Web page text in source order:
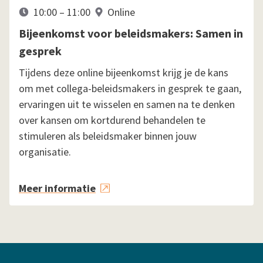
10:00 – 11:00 Online
Bijeenkomst voor beleidsmakers: Samen in
gesprek
Tijdens deze online bijeenkomst krijg je de kans
om met collega-beleidsmakers in gesprek te gaan,
ervaringen uit te wisselen en samen na te denken
over kansen om kortdurend behandelen te
stimuleren als beleidsmaker binnen jouw
organisatie.
Meer informatie